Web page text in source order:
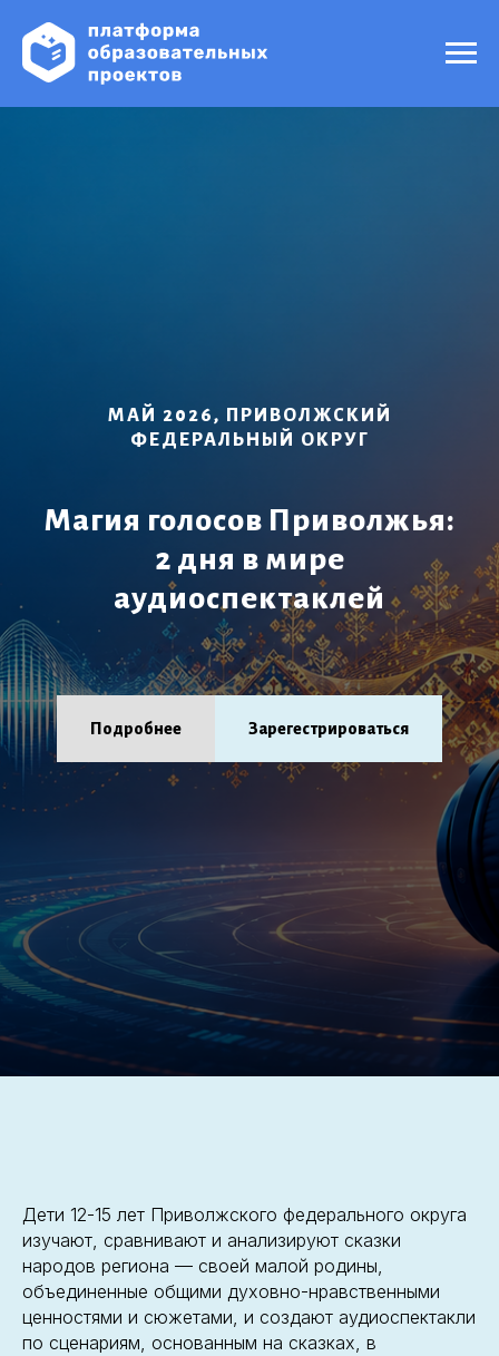
МАЙ 2026, ПРИВОЛЖСКИЙ
ФЕДЕРАЛЬНЫЙ ОКРУГ
Магия голосов Приволжья:
2 дня в мире
аудиоспектаклей
Подробнее Зарегестрироваться
Дети 12-15 лет Приволжского федерального округа
изучают, сравнивают и анализируют сказки
народов региона — своей малой родины,
объединенные общими духовно-нравственными
ценностями и сюжетами, и создают аудиоспектакли
по сценариям, основанным на сказках, в